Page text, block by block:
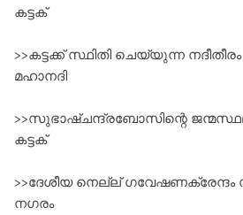
കട്ടക്‌
>>കട്ടക്ക്‌ സ്ഥിതി ചെയ്യുന്ന നദീതീരം
മഹാനദി
>>സുഭാഷ്ചന്ദ്രബോസിന്റെ
കട്ടക്‌
>>ദേശീയ നെല്ല്‌
നഗരം